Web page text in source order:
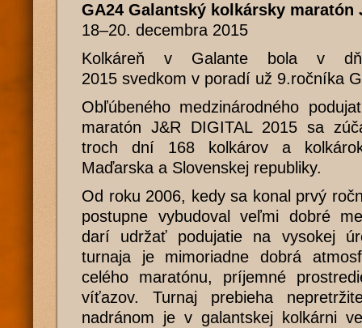
GA24 Galantský kolkársky maratón
18–20. decembra 2015
Kolkáreň v Galante bola v
2015 svedkom v poradí už 9.ročníka
Obľúbeného medzinárodného
maratón J&R DIGITAL 2015 sa
troch dní 168 kolkárov a
Maďarska a Slovenskej republiky.
Od roku 2006, kedy sa konal prvý
postupne vybudoval veľmi dobré
darí udržať podujatie na vysokej
turnaja je mimoriadne dobrá
celého maratónu, príjemné
víťazov. Turnaj prebieha
nadránom je v galantskej kolkárni